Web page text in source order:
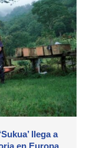
llega a